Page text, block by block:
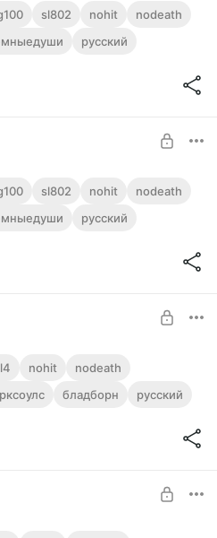
| Dark Souls 3 |
Hit
required:
sl802 nohit
nodeath
русский
Dark Souls 3 |
Hit
required:
sl802 nohit
nodeath
русский
| Bloodborne | All
required:
nohit
nodeath
бладборн русский